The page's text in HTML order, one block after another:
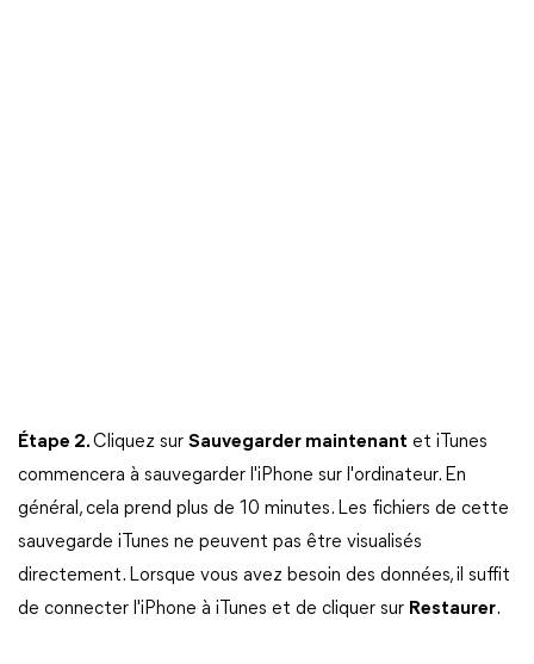
Étape 2.Cliquez sur Sauvegarder maintenant et iTunes
commencera à sauvegarder l'iPhone sur l'ordinateur. En
général, cela prend plus de 10 minutes. Les fichiers de cette
sauvegarde iTunes ne peuvent pas être visualisés
directement. Lorsque vous avez besoin des données, il suffit
de connecter l'iPhone à iTunes et de cliquer sur Restaurer.